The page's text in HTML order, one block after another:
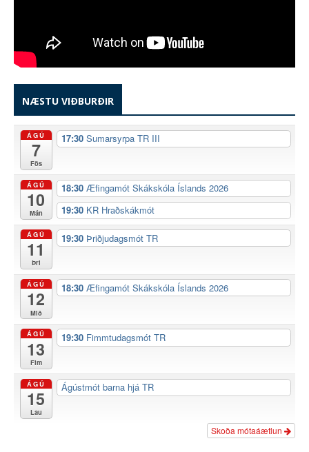
NÆSTU VIÐBURÐIR
ÁGÚ
7
Fös
17:30 Sumarsyrpa TR III
ÁGÚ
10
Mán
18:30 Æfingamót Skákskóla Íslands 2026
19:30 KR Hraðskákmót
ÁGÚ
11
Þri
19:30 Þriðjudagsmót TR
ÁGÚ
12
Mið
18:30 Æfingamót Skákskóla Íslands 2026
ÁGÚ
13
Fim
19:30 Fimmtudagsmót TR
ÁGÚ
15
Lau
Ágústmót barna hjá TR
Skoða mótaáætlun